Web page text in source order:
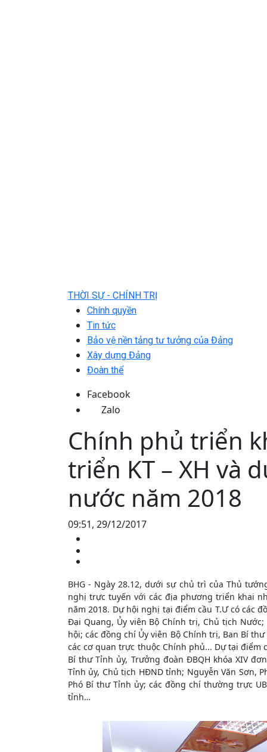
THỜI SỰ - CHÍNH TRỊ
Chính quyền
Tin tức
Bảo vệ nền tảng tư tưởng của Đảng
Xây dựng Đảng
Đoàn thể
Facebook
Zalo
Chính phủ triển
triển KT – XH và
nước năm 2018
09:51, 29/12/2017
BHG - Ngày 28.12, dưới sự chủ trì của Thủ
nghị trực tuyến với các địa phương triển khai
năm 2018. Dự hội nghị tại điểm cầu T.Ư có các
Đại Quang, Ủy viên Bộ Chính trị, Chủ tịch
hội; các đồng chí Ủy viên Bộ Chính trị, Ban Bí
các cơ quan trực thuộc Chính phủ... Dự tại điểm
Bí thư Tỉnh ủy, Trưởng đoàn ĐBQH khóa XIV
Tỉnh ủy, Chủ tịch HĐND tỉnh; Nguyễn Văn Sơn,
Phó Bí thư Tỉnh ủy; các đồng chí thường trực
tỉnh…